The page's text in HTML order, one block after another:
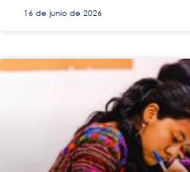
16 de junio de 2026